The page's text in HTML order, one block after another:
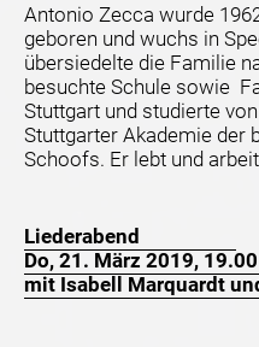
Antonio Zecca wurde
geboren und wuchs in
übersiedelte die Familie
besuchte Schule sowie
Stuttgart und studierte
Stuttgarter Akademie der
Schoofs. Er lebt und
Liederabend
Do, 21. März 2019,
mit Isabell Marquardt